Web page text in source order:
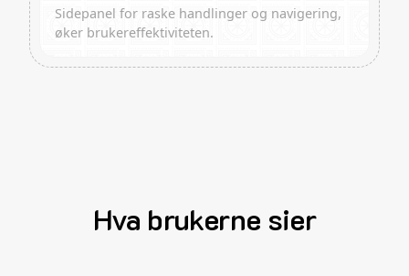
Sidepanel for raske handlinger og navigering,
øker brukereffektiviteten.
Hva brukerne sier